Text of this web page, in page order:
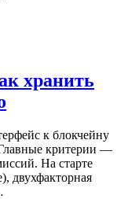
хранить
к блокчейну
критерии —
На старте
двухфакторная